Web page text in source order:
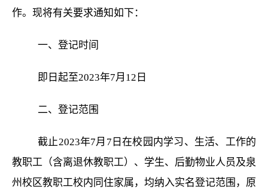
作。现将有关要求通知如下：
一、登记时间
即日起至2023年7月12日
二、登记范围
截止2023年7月7日在校园内学习、生活、工作的
教职工（含离退休教职工）、学生、后勤物业人员及泉
州校区教职工校内同住家属，均纳入实名登记范围，原